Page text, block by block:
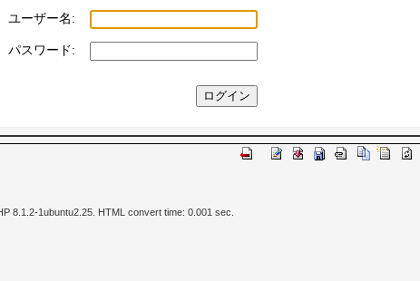
ユーザー名:
パスワード:
8.1.2-1ubuntu2.25. HTML convert time: 0.001 sec.